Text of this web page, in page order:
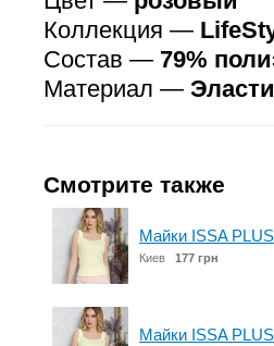
Коллекция —
Состав — 79%
Материал —
Смотрите также
Майки ISSA
Киев 177 грн
Майки ISSA